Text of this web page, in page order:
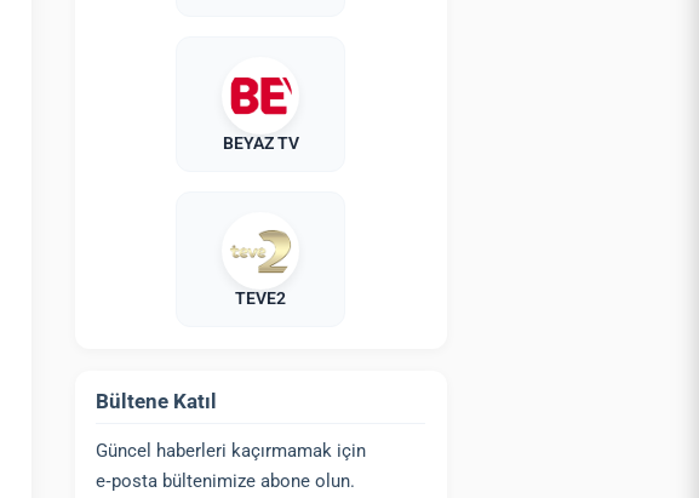
BEYAZ TV
TEVE2
Bültene Katıl
Güncel haberleri kaçırmamak için
e‑posta bültenimize abone olun.